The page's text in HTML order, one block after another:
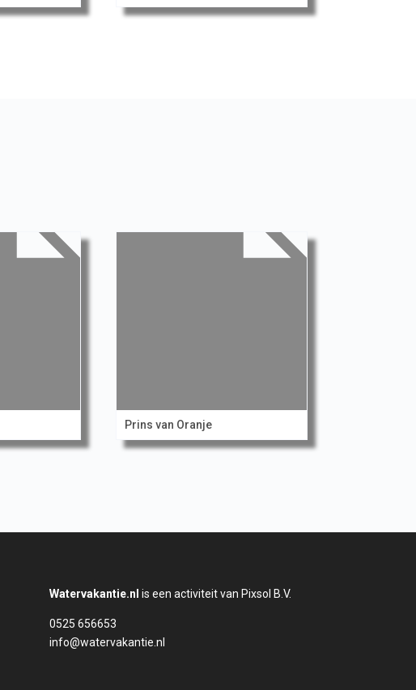
Prins van Oranje
Watervakantie.nl is een activiteit van Pixsol B.V.
0525 656653
info@watervakantie.nl